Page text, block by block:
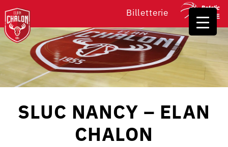
Billetterie
SLUC NANCY – ELAN
CHALON